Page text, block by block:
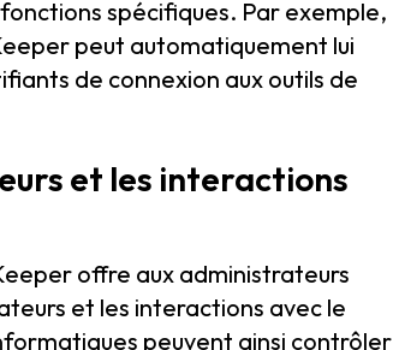
spécifiques. Par exemple,
peut automatiquement lui
de connexion aux outils de
et les interactions
offre aux administrateurs
et les interactions avec le
peuvent ainsi contrôler